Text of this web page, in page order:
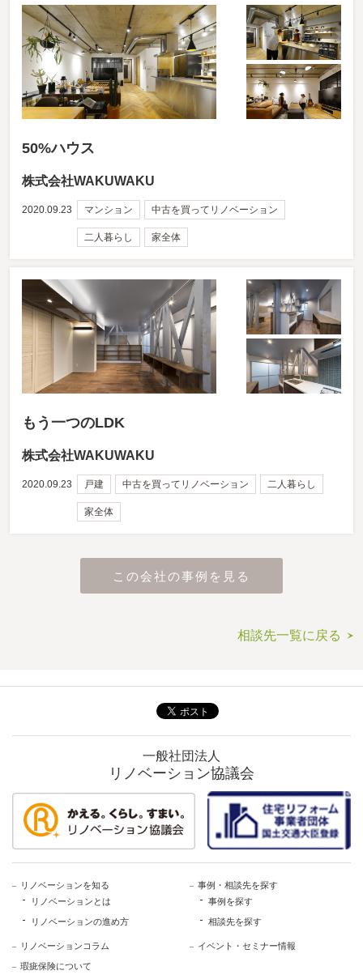
50%ハウス
株式会社WAKUWAKU
2020.09.23 マンション 中古を買ってリノベーション
二人暮らし 家全体
もう一つのLDK
株式会社WAKUWAKU
2020.09.23 戸建 中古を買ってリノベーション 二人暮らし
家全体
この会社の事例を見る
相談先一覧に戻る
一般社団法人
リノベーション協議会
リノベーションを知る
リノベーションとは
リノベーションの進め方
リノベーションコラム
瑕疵保険について
事例・相談先を探す
事例を探す
相談先を探す
イベント・セミナー情報